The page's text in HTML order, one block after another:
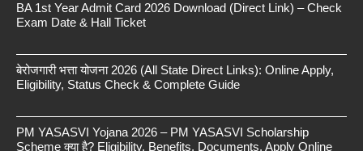
BA 1st Year Admit Card 2026 Download (Direct Link) – Check
Exam Date & Hall Ticket
बेरोजगारी भत्ता योजना 2026 (All State Direct Links): Online Apply,
Eligibility, Status Check & Complete Guide
PM YASASVI Yojana 2026 – PM YASASVI Scholarship
Scheme क्या है? Eligibility, Benefits, Documents, Apply Online